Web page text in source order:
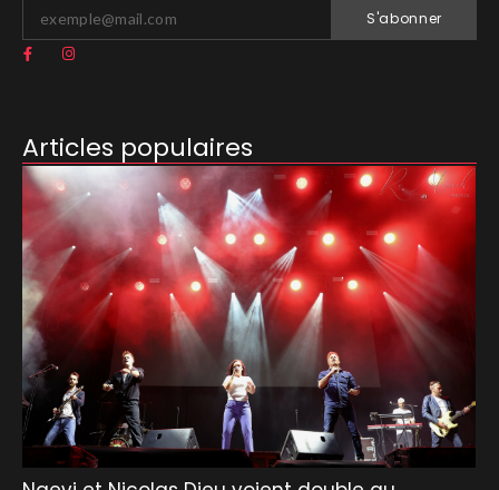
S'abonner
Articles populaires